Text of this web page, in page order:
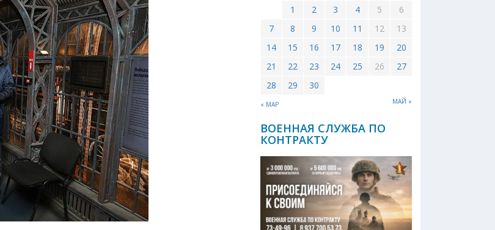
« МАР МАЙ »
1 2 3 4 5
6
7
8 9 10 11 12
13
14
15 16 17 18 19
20
21
22 23 24 25 26
27
28
29 30
ВОЕННАЯ СЛУЖБА ПО
КОНТРАКТУ